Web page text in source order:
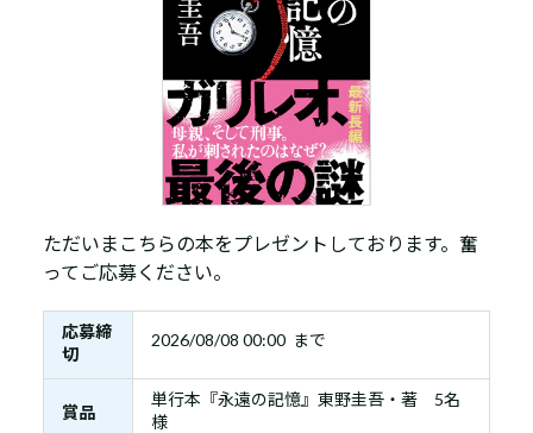
ただいまこちらの本をプレゼントしております。奮
ってご応募ください。
応募締
切
2026/08/08 00:00 まで
賞品
単行本『永遠の記憶』東野圭吾・著 5名
様